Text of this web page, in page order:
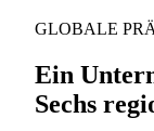
GLOBALE
Ein
Sechs